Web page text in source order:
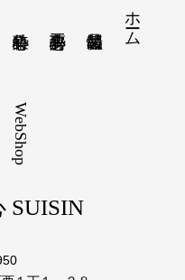
ホーム
WebShop
SUISIN